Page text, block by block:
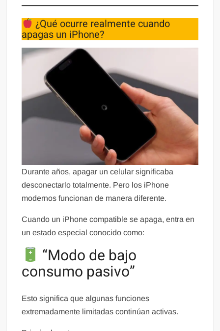
¿Qué ocurre realmente cuando
apagas un iPhone?
Durante años, apagar un celular significaba
desconectarlo totalmente. Pero los iPhone
modernos funcionan de manera diferente.
Cuando un iPhone compatible se apaga, entra en
un estado especial conocido como:
“Modo de bajo
consumo pasivo”
Esto significa que algunas funciones
extremadamente limitadas continúan activas.